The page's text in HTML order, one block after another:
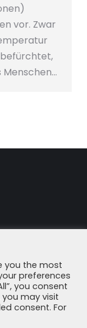
vor. Zwar
you the most
preferences
you consent
may visit
consent. For